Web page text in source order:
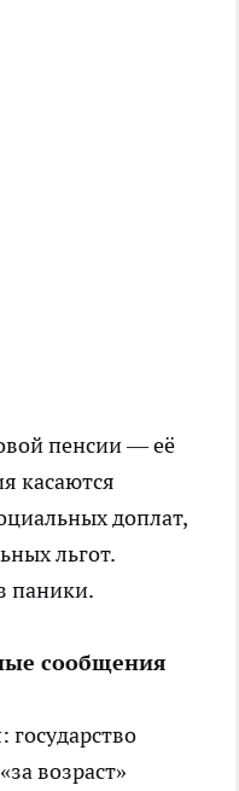
пенсии — её
касаются
доплат,
льгот.
паники.
сообщения
государство
возраст»